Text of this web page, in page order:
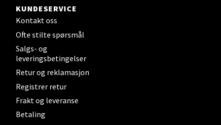
KUNDESERVICE
Kontakt oss
Ofte stilte spørsmål
Salgs- og
leveringsbetingelser
Retur og reklamasjon
Registrer retur
Frakt og leveranse
Betaling
Tromsø - Jekta Storsenter
Karlsøyveien 12, 9015 Tromsø
Åpent i dag 10-21